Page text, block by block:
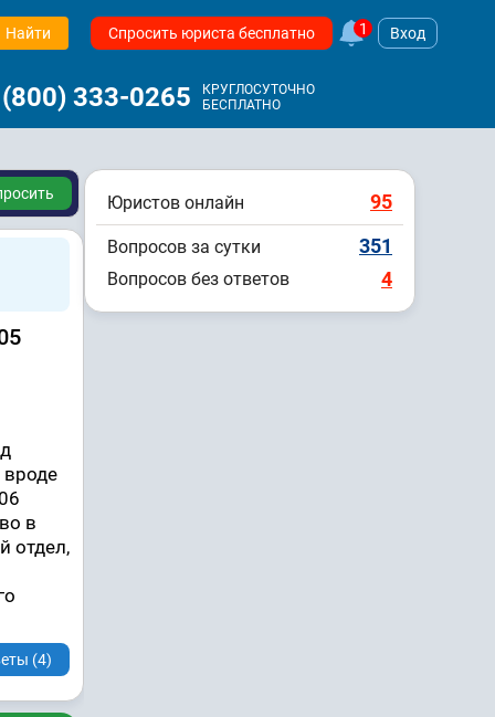
Найти Спросить юриста бесплатно 1 Вход
333-0265
КРУГЛОСУТОЧНО
БЕСПЛАТНО
в
отдел,
(4)
Юристов онлайн 95
Вопросов за сутки 351
Вопросов без ответов 4